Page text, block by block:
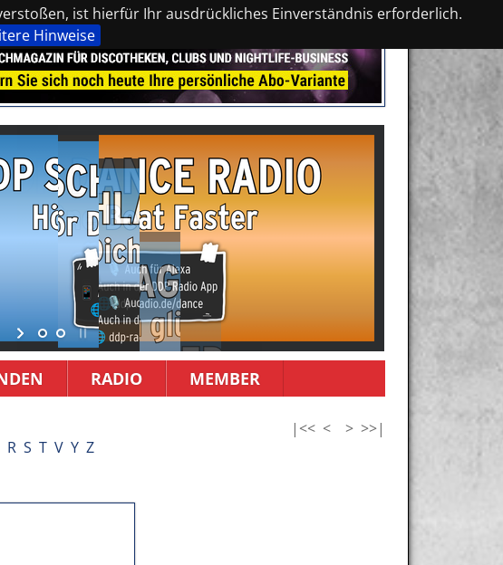
ist hierfür Ihr ausdrückliches Einverständnis erforderlich.
Hinweise
RADIO MEMBER
|<< < > >>|
R S T V Y Z